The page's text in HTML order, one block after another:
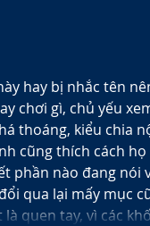
hay bị nhắc tên
chơi gì, chủ yếu
thoáng, kiểu chia
cũng thích cách
phần nào đang nói
qua lại mấy mục
quen tay, vì các